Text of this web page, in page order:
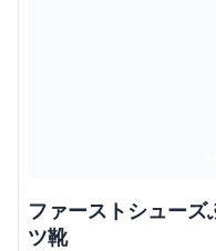
ファーストシュー
ツ靴